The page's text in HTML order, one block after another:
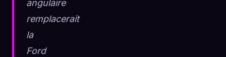
angulaire
remplacerait
la
Ford